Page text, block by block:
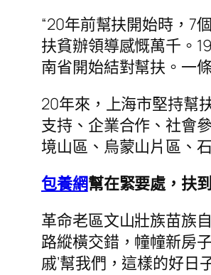
“20年前幫扶開始時，7
扶貧辦領導感慨萬千。
南省開始結對幫扶。一
20年來，上海市堅持幫
支持、企業合作、社會
境山區、烏蒙山片區、
包養網幫在緊要處，扶
革命老區文山壯族苗族
路縱橫交錯，幢幢新房
戚’幫我們，這樣的好日